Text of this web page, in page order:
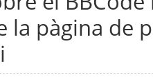
la pàgina de